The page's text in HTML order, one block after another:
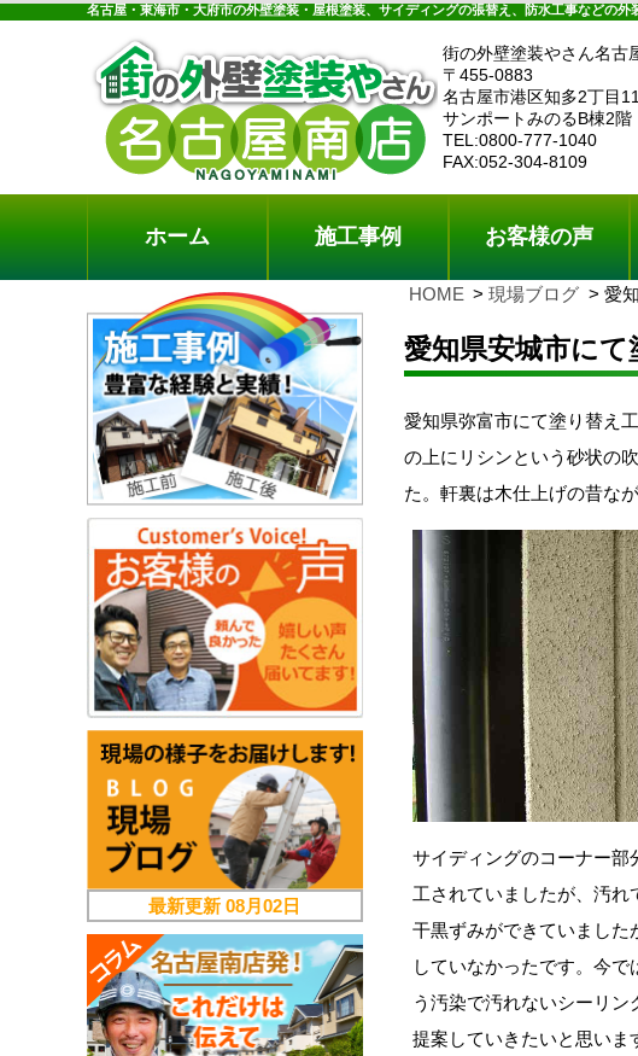
名古屋・東海市・大府市の外壁塗装・屋根塗装、サイディングの張替え、防水工事などの外
街の外壁塗装やさん名古
〒455-0883
名古屋市港区知多2丁目
サンポートみのるB棟2階
TEL:0800-777-1040
FAX:052-304-8109
ホーム 施工事例 お客様の声
HOME 現場ブログ 愛
愛知県安城市に
愛知県弥富市にて塗り替え
の上にリシンという砂状の
た。軒裏は木仕上げの昔な
サイディングのコーナー部
工されていましたが、汚れ
干黒ずみができていました
していなかったです。今で
う汚染で汚れないシーリン
提案していきたいと思いま
最新更新08月02日